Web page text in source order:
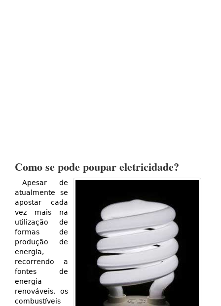
Como se pode poupar eletricidade?
Apesar de
atualmente se
apostar cada
vez mais na
utilização de
formas de
produção de
energia,
recorrendo a
fontes de
energia
renováveis, os
combustíveis